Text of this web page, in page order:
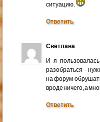
ситуацию.
Ответить
Светлана
И я
разобраться –
на форум
вроде ничего, а
Ответить